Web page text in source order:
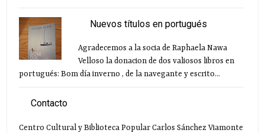
Nuevos títulos en portugués
Agradecemos a la socia de Raphaela Nawa
Velloso la donacion de dos valiosos libros en
portugués: Bom día inverno , de la navegante y escrito...
Contacto
Centro Cultural y Biblioteca Popular Carlos Sánchez Viamonte